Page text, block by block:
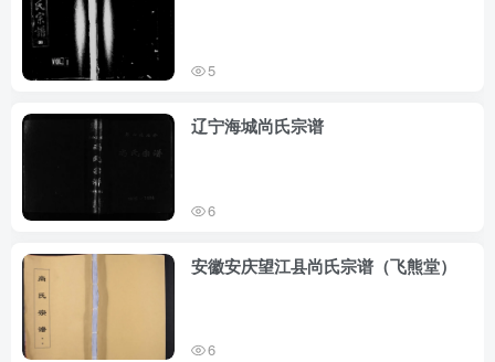
5
辽宁海城尚氏宗谱
6
安徽安庆望江县尚氏宗谱（飞熊堂）
6